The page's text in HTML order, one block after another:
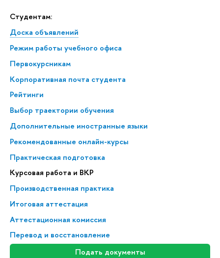
Студентам:
Доска объявлений
Режим работы учебного офиса
Первокурсникам
Корпоративная почта студента
Рейтинги
Выбор траектории обучения
Дополнительные иностранные языки
Рекомендованные онлайн-курсы
Практическая подготовка
Курсовая работа и ВКР
Производственная практика
Итоговая аттестация
Аттестационная комиссия
Перевод и восстановление
Подать документы